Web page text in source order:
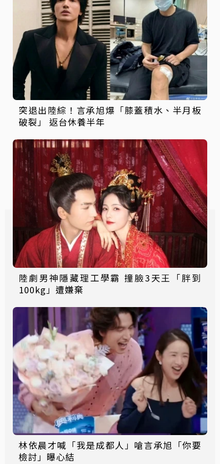
突退出陸綜！言承旭爆「膝蓋積水、半月板
破裂」 返台休養半年
陸劇男神隱藏理工學霸 撞臉3天王「胖到
100kg」遭嫌棄
林依晨才喊「我是成都人」嗆言承旭「你要
檢討」曝心結